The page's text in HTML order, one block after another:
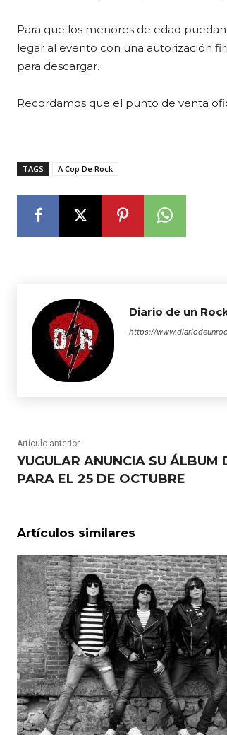
Para que los menores de edad
legar al evento con una autorización
para descargar.
Recordamos que el punto de venta
TAGS A Cop De Rock
Diario de un
https://
Artículo anterior
YUGULAR ANUNCIA SU ÁLBUM
PARA EL 25 DE OCTUBRE
Artículos similares